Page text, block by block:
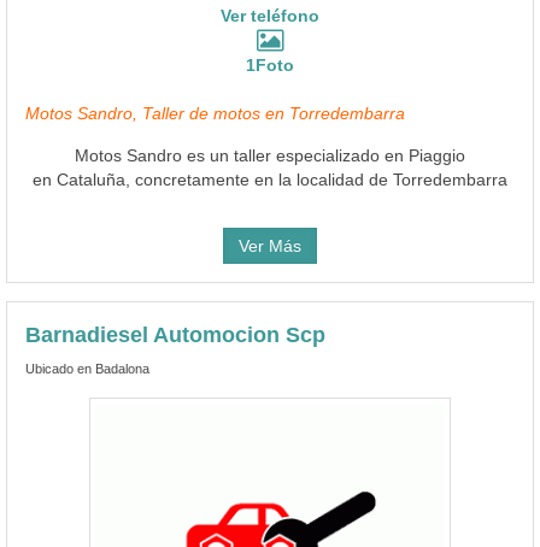
Ver teléfono
1Foto
Motos Sandro, Taller de motos en Torredembarra
Motos Sandro es un taller especializado en Piaggio
en Cataluña, concretamente en la localidad de Torredembarra
Ver Más
Barnadiesel Automocion Scp
Ubicado en Badalona